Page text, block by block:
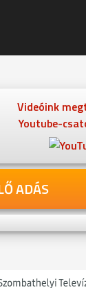
Videóink
Youtube-
ADÁS